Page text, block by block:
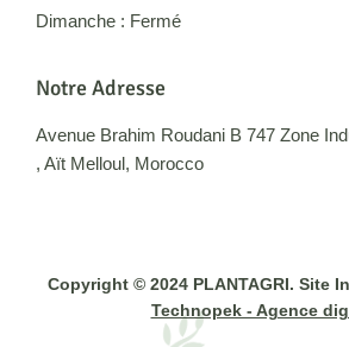
Dimanche : Fermé
Notre Adresse
Avenue Brahim Roudani B 747 Zone
, Aït Melloul, Morocco
Copyright © 2024 PLANTAGRI. Site
Technopek - Agence